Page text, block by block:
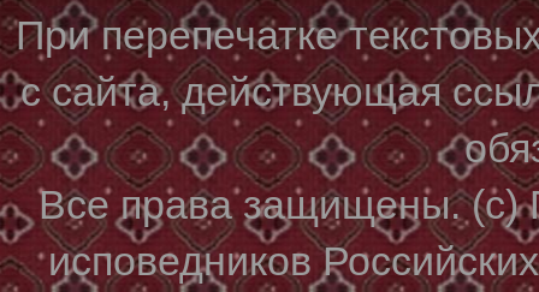
При перепечатке
с сайта, действующая
Все права защищены. (с)
исповедников